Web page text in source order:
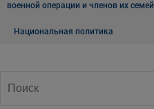
военной операции и членов их семей
Национальная политика